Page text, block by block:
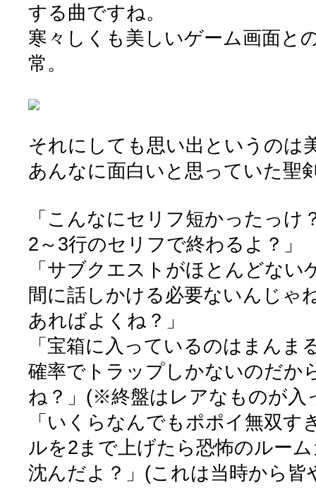
する曲ですね。
寒々しくも美しいゲーム画面と
常。
それにしても思い出というのは
あんなに面白いと思っていた聖
「こんなにセリフ短かったっけ
2～3行のセリフで終わるよ？」
「サブクエストがほとんどない
間に話しかける必要ないんじゃ
あればよくね？」
「宝箱に入っているのはまんま
確率でトラップしかないのだか
ね？」(※終盤はレアなものが入
「いくらなんでもポポイ無双す
ルを2まで上げたら恐怖のルー
沈んだよ？」(これは当時から皆